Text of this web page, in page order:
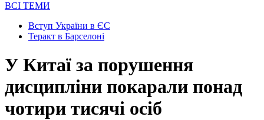
ВСІ ТЕМИ
Вступ України в ЄС
Теракт в Барселоні
У Китаї за порушення
дисципліни покарали понад
чотири тисячі осіб